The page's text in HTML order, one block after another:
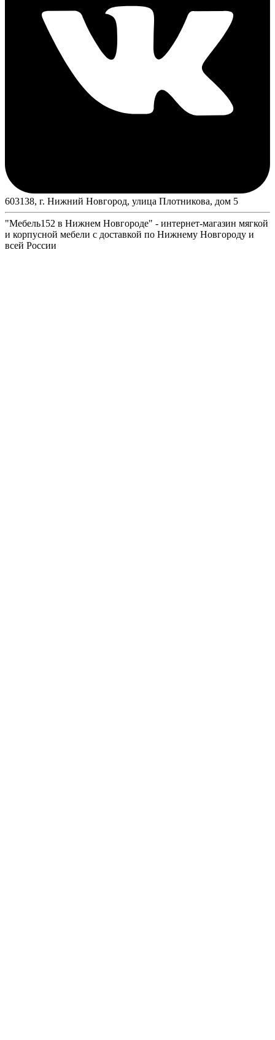
603138, г. Нижний Новгород, улица Плотникова, дом 5
"Мебель152 в Нижнем Новгороде" - интернет-магазин мягкой
и корпусной мебели с доставкой по Нижнему Новгороду и
всей России